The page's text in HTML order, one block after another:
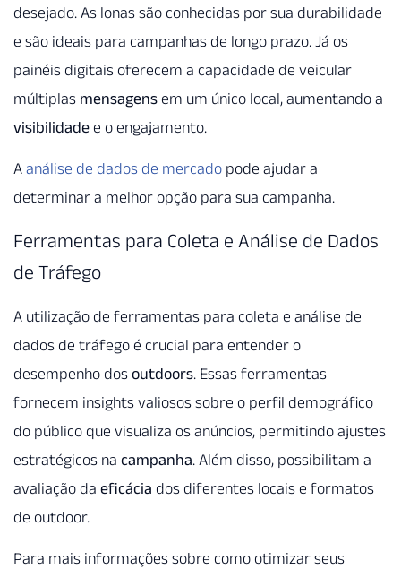
desejado. As lonas são conhecidas por sua durabilidade
e são ideais para campanhas de longo prazo. Já os
painéis digitais oferecem a capacidade de veicular
múltiplas mensagens em um único local, aumentando a
visibilidade e o engajamento.
A análise de dados de mercado pode ajudar a
determinar a melhor opção para sua campanha.
Ferramentas para Coleta e Análise de Dados
de Tráfego
A utilização de ferramentas para coleta e análise de
dados de tráfego é crucial para entender o
desempenho dos outdoors. Essas ferramentas
fornecem insights valiosos sobre o perfil demográfico
do público que visualiza os anúncios, permitindo ajustes
estratégicos na campanha. Além disso, possibilitam a
avaliação da eficácia dos diferentes locais e formatos
de outdoor.
Para mais informações sobre como otimizar seus